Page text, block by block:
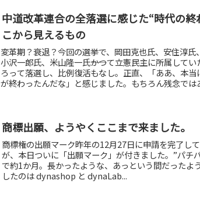
中道改革連合の全落選に感じた“時代の終
こから見えるもの
変革期？衰退？今回の選挙で、岡田克也氏、安住淳氏
小沢一郎氏、米山隆一氏――かつて立憲民主に所属して
ろって落選し、比例復活もなし。正直、「ああ、本当
が終わったんだな」と感じました。もちろん残念では
商標出願、ようやくここまで来ました。
商標権の出願マーク昨年の12月27日に申請を完了し
が、本日ついに「出願マーク」が付きました。”パチ
で約1か月。長かったような、あっという間だった
したのは dynashop と dynaLab...